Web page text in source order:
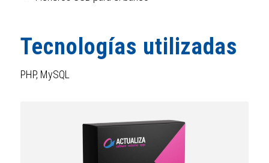
Tecnologías utilizadas
PHP, MySQL